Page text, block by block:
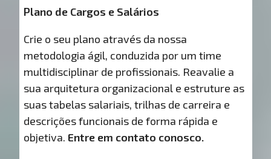
Plano de Cargos e Salários
Crie o seu plano através da nossa
metodologia ágil, conduzida por um time
multidisciplinar de profissionais. Reavalie a
sua arquitetura organizacional e estruture as
suas tabelas salariais, trilhas de carreira e
descrições funcionais de forma rápida e
objetiva. Entre em contato conosco.